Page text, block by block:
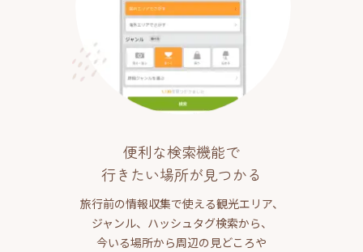
便利な検索機能で
行きたい場所が見つかる
旅行前の情報収集で使える観光エリア、
ジャンル、ハッシュタグ検索から、
今いる場所から周辺の見どころや